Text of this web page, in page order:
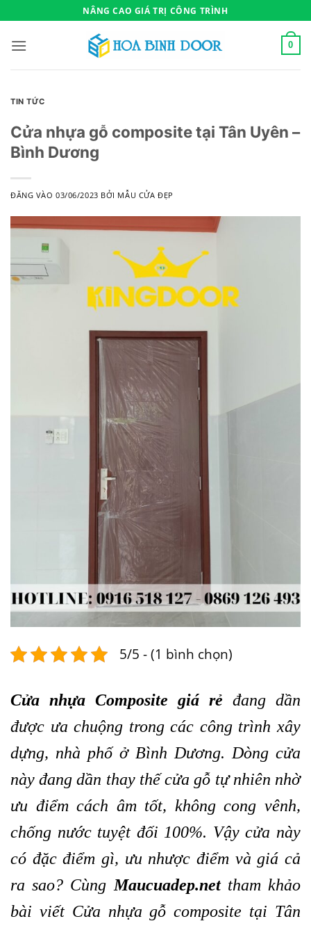
qua
nội
NÂNG CAO GIÁ TRỊ CÔNG TRÌNH
0
TIN TỨC
Cửa nhựa gỗ composite tại Tân Uyên –
Bình Dương
ĐĂNG VÀO03/06/2023 BỞI MẪU CỬA ĐẸP
5/5 - (1 bình chọn)
Cửa nhựa Composite giá rẻ đang dần
được ưa chuộng trong các công trình xây
dựng, nhà phố ở Bình Dương. Dòng cửa
này đang dần thay thế cửa gỗ tự nhiên nhờ
ưu điểm cách âm tốt, không cong vênh,
chống nước tuyệt đối 100%. Vậy cửa này
có đặc điểm gì, ưu nhược điểm và giá cả
ra sao? CùngMaucuadep.nettham khảo
bài viết Cửa nhựa gỗ composite tại Tân